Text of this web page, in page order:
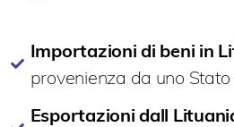
Importazioni di beni in
provenienza da uno Stato
Esportazioni dall